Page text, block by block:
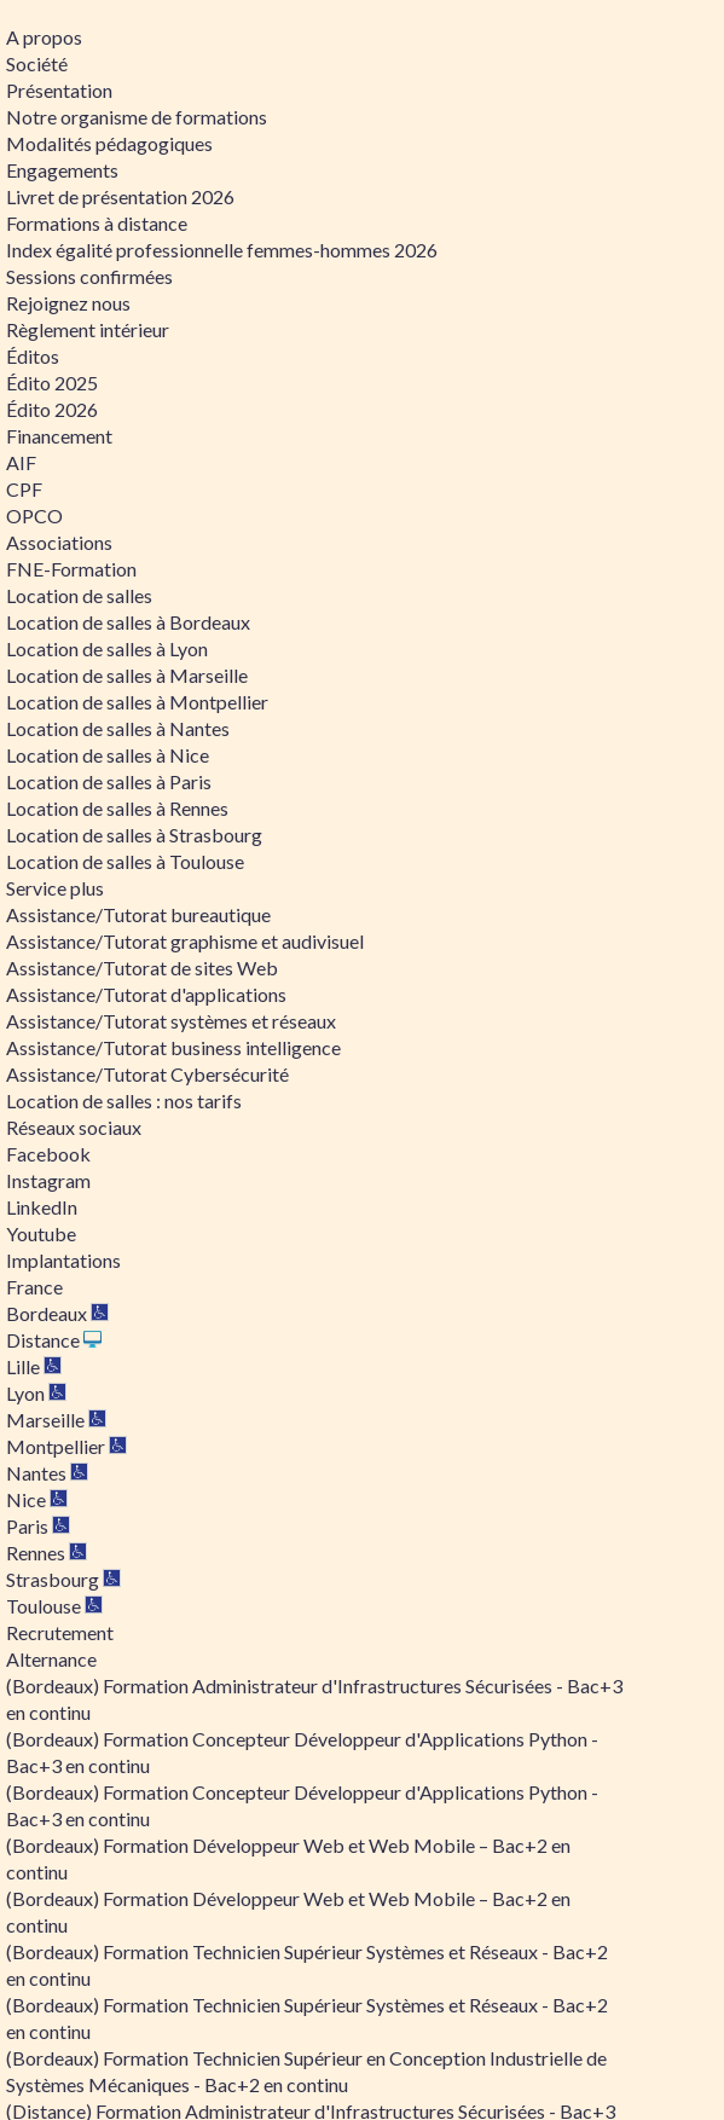
A propos
Société
Présentation
Notre organisme de formations
Modalités pédagogiques
Engagements
Livret de présentation 2026
Formations à distance
Index égalité professionnelle femmes-hommes 2026
Sessions confirmées
Rejoignez nous
Règlement intérieur
Éditos
Édito 2025
Édito 2026
Financement
AIF
CPF
OPCO
Associations
FNE-Formation
Location de salles
Location de salles à Bordeaux
Location de salles à Lyon
Location de salles à Marseille
Location de salles à Montpellier
Location de salles à Nantes
Location de salles à Nice
Location de salles à Paris
Location de salles à Rennes
Location de salles à Strasbourg
Location de salles à Toulouse
Service plus
Assistance/Tutorat bureautique
Assistance/Tutorat graphisme et audivisuel
Assistance/Tutorat de sites Web
Assistance/Tutorat d'applications
Assistance/Tutorat systèmes et réseaux
Assistance/Tutorat business intelligence
Assistance/Tutorat Cybersécurité
Location de salles : nos tarifs
Réseaux sociaux
Facebook
Instagram
LinkedIn
Youtube
Implantations
France
Bordeaux
Distance
Lille
Lyon
Marseille
Montpellier
Nantes
Nice
Paris
Rennes
Strasbourg
Toulouse
Recrutement
Alternance
(Bordeaux) Formation Administrateur d'Infrastructures Sécurisées - Bac+3
en continu
(Bordeaux) Formation Concepteur Développeur d'Applications Python -
Bac+3 en continu
(Bordeaux) Formation Concepteur Développeur d'Applications Python -
Bac+3 en continu
(Bordeaux) Formation Développeur Web et Web Mobile – Bac+2 en
continu
(Bordeaux) Formation Développeur Web et Web Mobile – Bac+2 en
continu
(Bordeaux) Formation Technicien Supérieur Systèmes et Réseaux - Bac+2
en continu
(Bordeaux) Formation Technicien Supérieur Systèmes et Réseaux - Bac+2
en continu
(Bordeaux) Formation Technicien Supérieur en Conception Industrielle de
Systèmes Mécaniques - Bac+2 en continu
(Distance) Formation Administrateur d'Infrastructures Sécurisées - Bac+3